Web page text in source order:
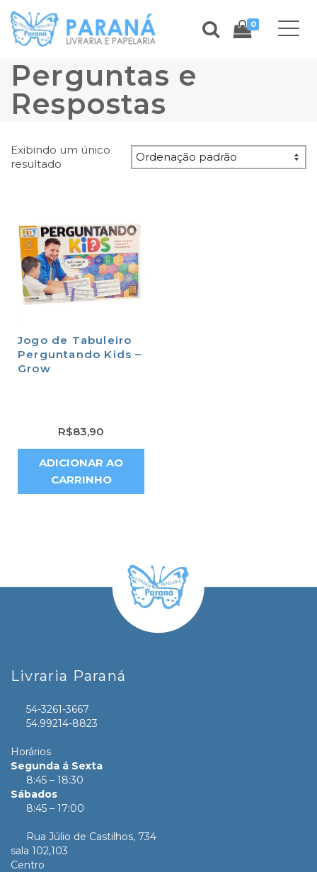
0
Perguntas e
Respostas
Exibindo um único
resultado
Jogo de Tabuleiro
Perguntando Kids –
Grow
R$83,90
ADICIONAR AO
CARRINHO
Livraria Paraná
54-3261-3667
54.99214-8823
Horários
Segunda á Sexta
8:45 – 18:30
Sábados
8:45 – 17:00
Rua Júlio de Castilhos, 734
sala 102,103
Centro